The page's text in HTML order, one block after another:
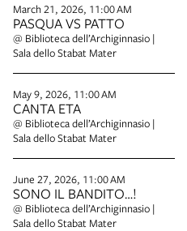
March 21, 2026, 11:00 AM
PASQUA VS PATTO
@ Biblioteca dell’Archiginnasio |
Sala dello Stabat Mater
May 9, 2026, 11:00 AM
CANTA ETA
@ Biblioteca dell’Archiginnasio |
Sala dello Stabat Mater
June 27, 2026, 11:00 AM
SONO IL BANDITO…!
@ Biblioteca dell’Archiginnasio |
Sala dello Stabat Mater